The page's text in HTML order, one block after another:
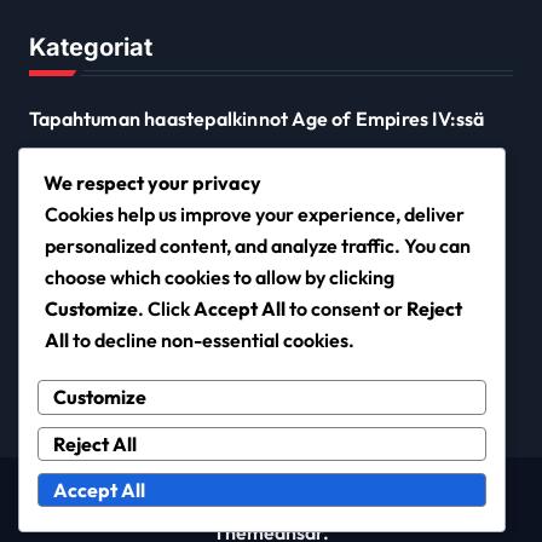
Kategoriat
Tapahtuman haastepalkinnot Age of Empires IV:ssä
Twitch Drops Age of Empires IV:lle
Xbox ja Microsoft Store -koodin lunastus
ccofbrewton.com
Copyright © All rights reserved|Newsxoby
Themeansar.
We respect your privacy
Cookies help us improve your experience, deliver
personalized content, and analyze traffic. You can
choose which cookies to allow by clicking
Customize. ClickAccept Allto consent or Reject
Allto decline non-essential cookies.
Customize
Reject All
Accept All